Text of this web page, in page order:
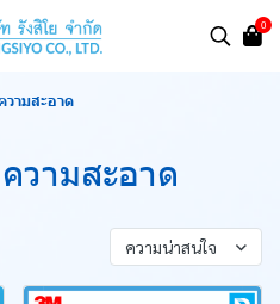
0
ามสะอาด
วามสะอาด
ความน่าสนใจ